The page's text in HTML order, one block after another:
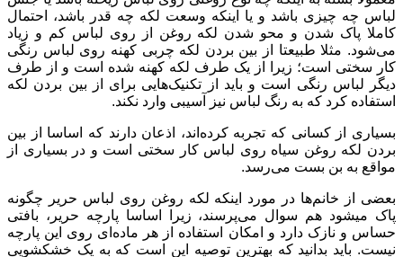
لباس چه چیزی باشد و یا اینکه وسعت لکه چه قدر باشد، احتمال
کاملا پاک شدن و محو شدن لکه روغن از روی لباس کم و زیاد
می‌شود. مثلا طبیعتا از بین بردن لکه چربی کهنه روی لباس رنگی
کار سختی است؛ زیرا از یک طرف لکه کهنه شده است و از طرف
دیگر لباس رنگی است و باید از تکنیک‌هایی برای از بین بردن لکه
استفاده کرد که به رنگ لباس نیز آسیبی وارد نکند.
بسیاری از کسانی که تجربه کرده‌اند، اذعان دارند که اساسا از بین
بردن لکه روغن سیاه روی لباس کار سختی است و در بسیاری از
مواقع به بن بست می‌رسد.
بعضی از خانم‌ها در مورد اینکه لکه روغن روی لباس حریر چگونه
پاک میشود هم سوال می‌پرسند، زیرا اساسا پارچه حریر، بافتی
حساس و نازک دارد و امکان استفاده از هر ماده‌ای روی این پارچه
نیست. باید بدانید که بهترین توصیه این است که به یک خشکشویی